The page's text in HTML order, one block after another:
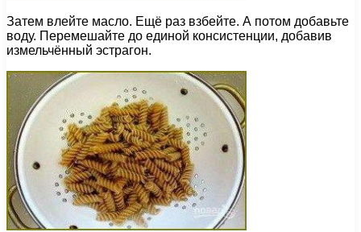
Затем влейте масло. Ещё раз взбейте. А потом добавьте
воду. Перемешайте до единой консистенции, добавив
измельчённый эстрагон.